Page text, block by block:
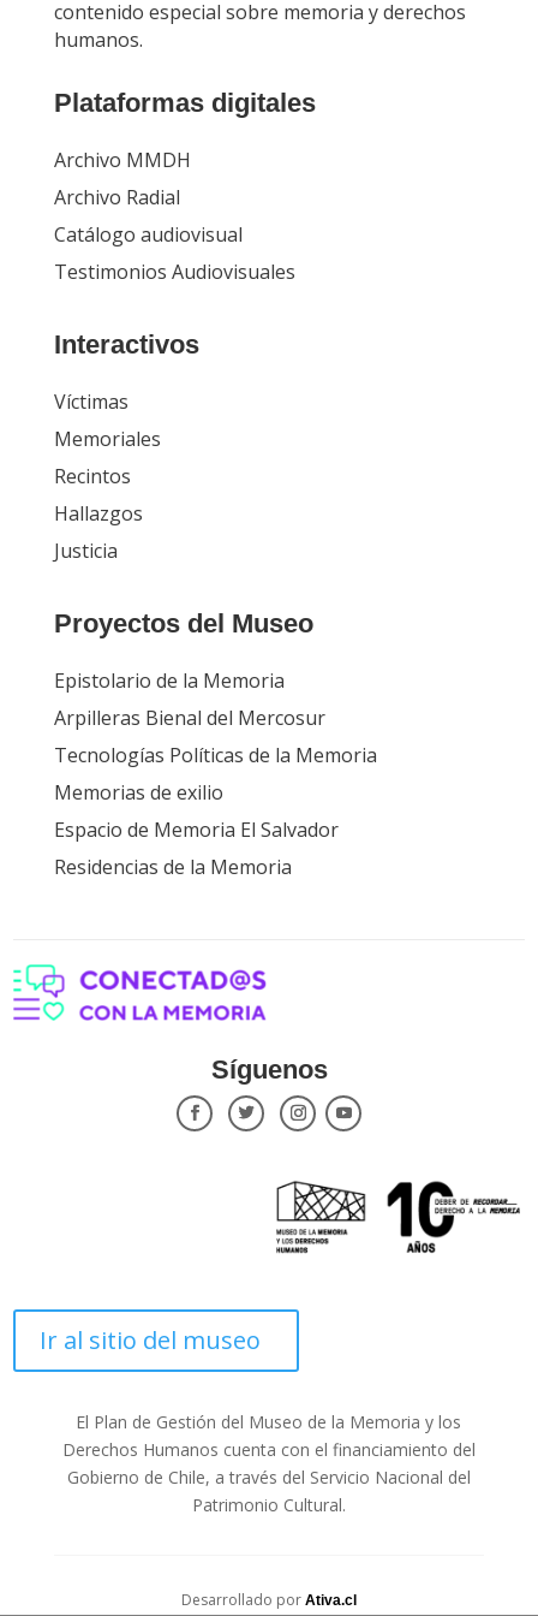
contenido especial sobre memoria y derechos
humanos.
Plataformas digitales
Archivo MMDH
Archivo Radial
Catálogo audiovisual
Testimonios Audiovisuales
Interactivos
Víctimas
Memoriales
Recintos
Hallazgos
Justicia
Proyectos del Museo
Epistolario de la Memoria
Arpilleras Bienal del Mercosur
Tecnologías Políticas de la Memoria
Memorias de exilio
Espacio de Memoria El Salvador
Residencias de la Memoria
Síguenos
Ir al sitio del museo
El Plan de Gestión del Museo de la Memoria y los
Derechos Humanos cuenta con el financiamiento del
Gobierno de Chile, a través del Servicio Nacional del
Patrimonio Cultural.
Desarrollado por Ativa.cl